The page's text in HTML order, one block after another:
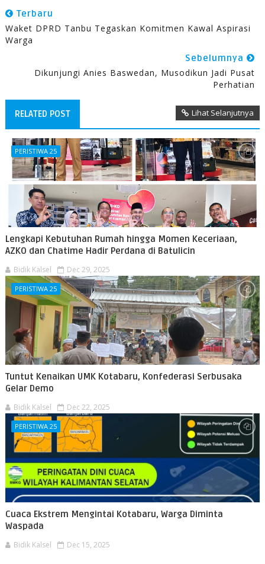
Terbaru
Waket DPRD Tanbu Tegaskan Komitmen Kawal Aspirasi
Warga
Sebelumnya
Dikunjungi Anies Baswedan, Musodikun Jadi Pusat
Perhatian
RELATED POST Lihat Selanjutnya
PERISTIWA 25
Lengkapi Kebutuhan Rumah hingga Momen Keceriaan,
AZKO dan Chatime Hadir Perdana di Batulicin
Bidik Kalsel Dec 29, 2025
PERISTIWA 25
Tuntut Kenaikan UMK Kotabaru, Konfederasi Serbusaka
Gelar Demo
Bidik Kalsel Dec 22, 2025
PERISTIWA 25
Cuaca Ekstrem Mengintai Kotabaru, Warga Diminta
Waspada
Bidik Kalsel Dec 15, 2025